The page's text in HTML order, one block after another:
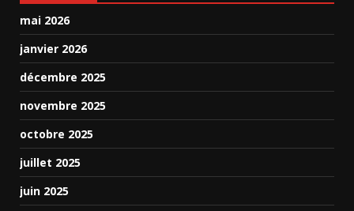
mai 2026
janvier 2026
décembre 2025
novembre 2025
octobre 2025
juillet 2025
juin 2025